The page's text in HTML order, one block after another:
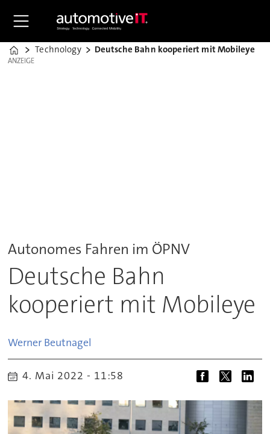
Home
Technology Deutsche Bahn kooperiert mit Mobileye
ANZEIGE
ANZEIGE
Autonomes Fahren im ÖPNV
Deutsche Bahn
kooperiert mit Mobileye
Werner Beutnagel
4. Mai 2022 - 11:58